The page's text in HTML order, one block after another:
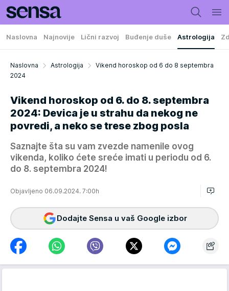
Naslovna Najnovije Lični razvoj Buđenje duše Astrologija
Naslovna Astrologija
Vikend horoskop od 6 do 8 septembra
2024
Vikend horoskop od 6. do 8. septembra
2024: Devica je u strahu da nekog ne
povredi, a neko se trese zbog posla
Saznajte šta su vam zvezde namenile ovog
vikenda, koliko ćete sreće imati u periodu od 6.
do 8. septembra 2024!
Objavljeno 06.09.2024. 7:00h
Dodajte Sensa u vaš Google izbor